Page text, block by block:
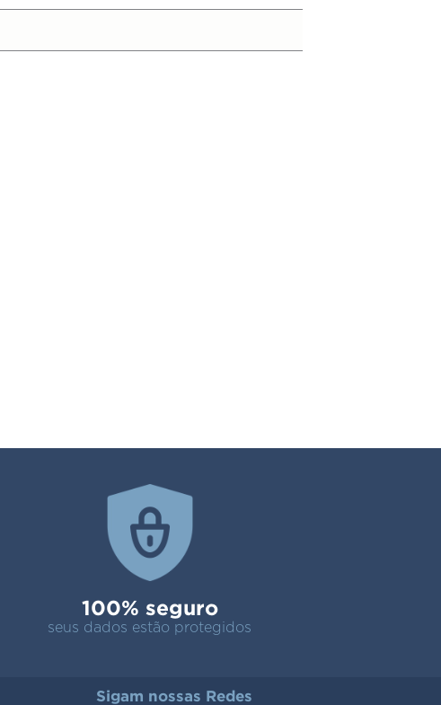
100% seguro
seus dados estão protegidos
Sigam nossas Redes